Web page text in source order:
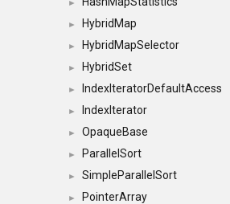
►
► HybridMap
► HybridMapSelector
► HybridSet
► IndexIteratorDefaultAccess
► IndexIterator
► OpaqueBase
► ParallelSort
► SimpleParallelSort
► PointerArray